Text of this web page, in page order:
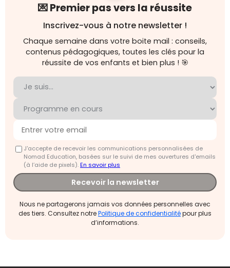
💌 Premier pas vers la réussite
Inscrivez-vous à notre newsletter !
Chaque semaine dans votre boite mail : conseils,
contenus pédagogiques, toutes les clés pour la
réussite de vos enfants et bien plus ! 🎯
J'accepte de recevoir les communications personnalisées de
Nomad Education, basées sur le suivi de mes ouvertures d'emails
(à l’aide de pixels).En savoir plus
Recevoir la newsletter
Nous ne partagerons jamais vos données personnelles avec
des tiers. Consultez notrePolitique de confidentialitépour plus
d’informations.